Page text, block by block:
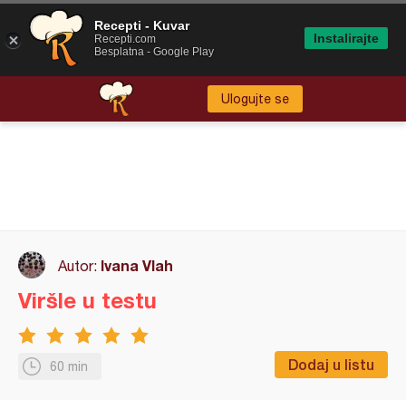
Ulogujte se
Autor: Ivana Vlah
60 min Dodaj u listu
Viršle u testu
Recepti - Kuvar
Recepti.com
Besplatna - Google Play
Instalirajte